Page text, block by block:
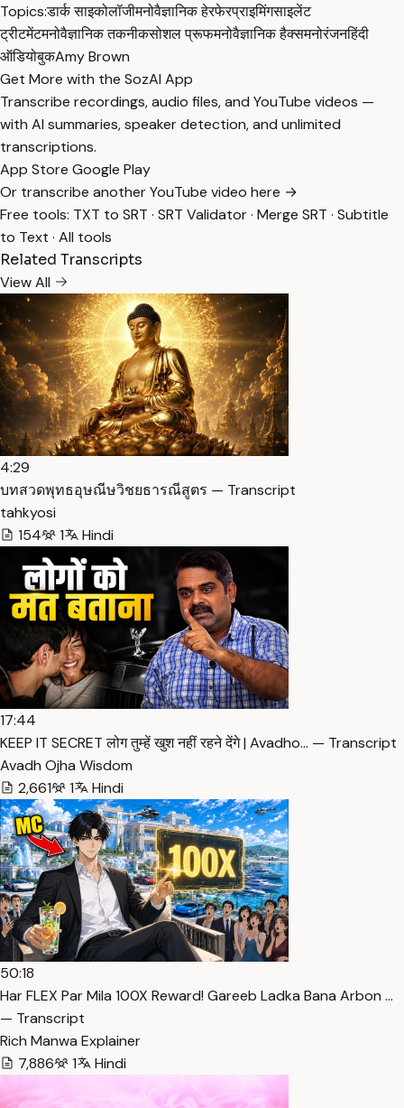
Topics:डार्क साइकोलॉजीमनोवैज्ञानिक हेरफेरप्राइमिंगसाइलेंट
ट्रीटमेंटमनोवैज्ञानिक तकनीकसोशल प्रूफमनोवैज्ञानिक हैक्समनोरंजनहिंदी
ऑडियोबुकAmy Brown
Get More with the SozAI App
Transcribe recordings, audio files, and YouTube videos —
with AI summaries, speaker detection, and unlimited
transcriptions.
App Store Google Play
Or transcribe another YouTube video here →
Free tools: TXT to SRT · SRT Validator· Merge SRT · Subtitle
to Text · All tools
Related Transcripts
View All
4:29
บทสวดพุทธอุษณีษวิชยธารณีสูตร — Transcript
tahkyosi
154
1 Hindi
17:44
KEEP IT SECRET लोग तुम्हें खुश नहीं रहने देंगे | Avadho… — Transcript
Avadh Ojha Wisdom
2,661
1 Hindi
50:18
Har FLEX Par Mila 100X Reward! Gareeb Ladka Bana Arbon …
— Transcript
Rich Manwa Explainer
7,886
1 Hindi